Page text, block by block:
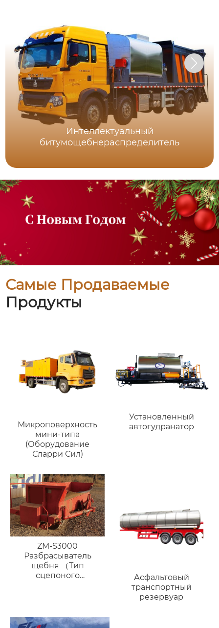
Интеллектуальный
битумощебнераспределитель
Самые Продаваемые
Продукты
Микроповерхность
мини-типа
(Оборудование
Сларри Сил)
Установленный
автогудранатор
ZM-S3000
Разбрасыватель
щебня （Тип
сцепоного
Асфальтовый
транспортный
резервуар